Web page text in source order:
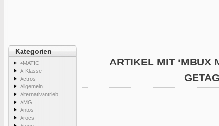
Kategorien
4MATIC
A-Klasse
Actros
Allgemein
Alternativantrieb
AMG
Antos
Arocs
ARTIKEL MIT ‘MBUX